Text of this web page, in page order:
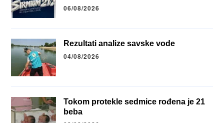
06/08/2026
Rezultati analize savske vode
04/08/2026
Tokom protekle sedmice rođena je 21
beba